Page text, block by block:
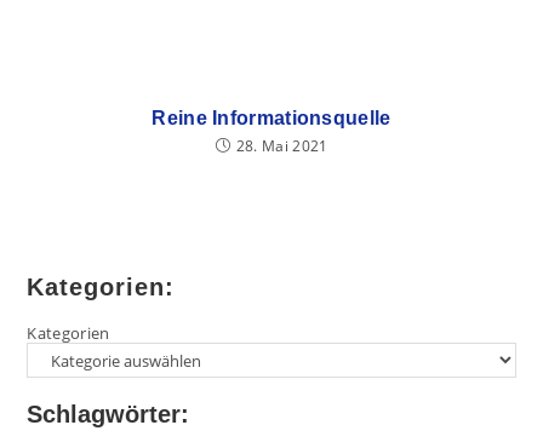
Reine Informationsquelle
28. Mai 2021
Kategorien:
Kategorien
Schlagwörter: